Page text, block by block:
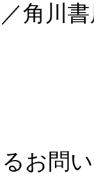
角川
お問